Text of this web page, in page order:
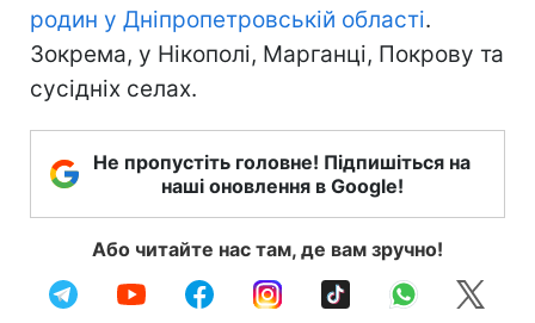
родин у Дніпропетровській області.
Зокрема, у Нікополі, Марганці, Покрову та
сусідніх селах.
Не пропустіть головне! Підпишіться на
наші оновлення в Google!
Або читайте нас там, де вам зручно!